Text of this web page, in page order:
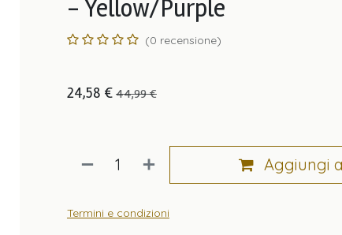
- Yellow/Purple
(0 recensione)
24,58 € 44,99€
Aggiungi
Termini e condizioni